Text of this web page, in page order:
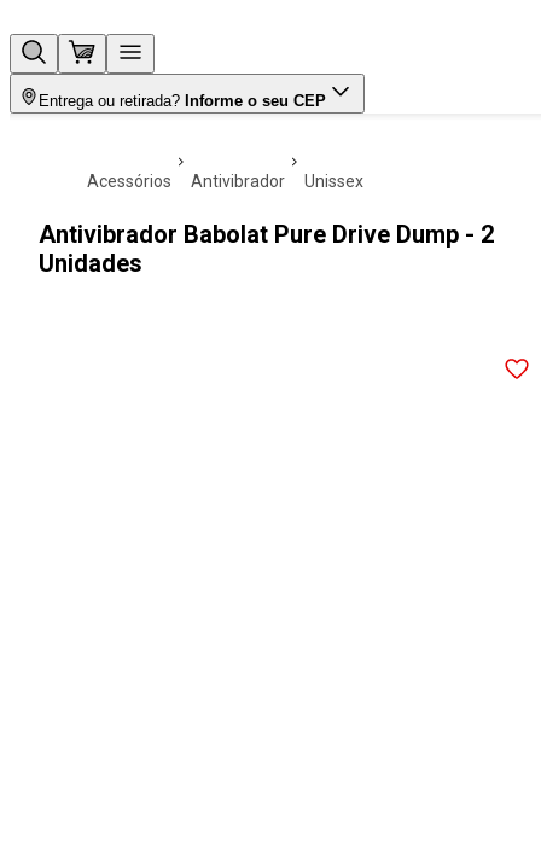
Entrega ou retirada? Informe o seu CEP
acessórios antivibrador unissex
Antivibrador Babolat Pure Drive Dump - 2
Unidades